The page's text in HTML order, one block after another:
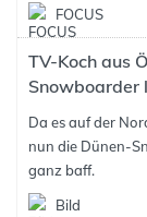
FOCUS
TV-Koch aus
Snowboarder
Da es auf der
nun die Dünen-
ganz baff.
Bild